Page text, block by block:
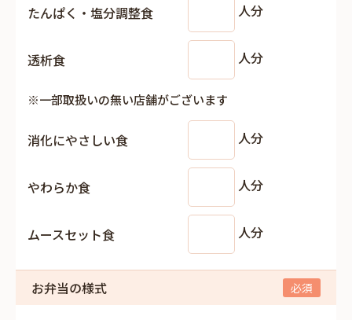
たんぱく・塩分調整食 人分
透析食 人分
※一部取扱いの無い店舗がございます
消化にやさしい食 人分
やわらか食 人分
ムースセット食 人分
お弁当の様式